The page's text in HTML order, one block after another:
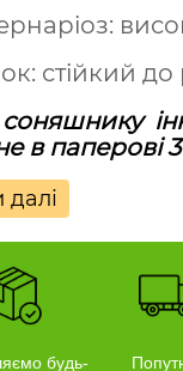
стійкий до
в паперові
далі
будь-